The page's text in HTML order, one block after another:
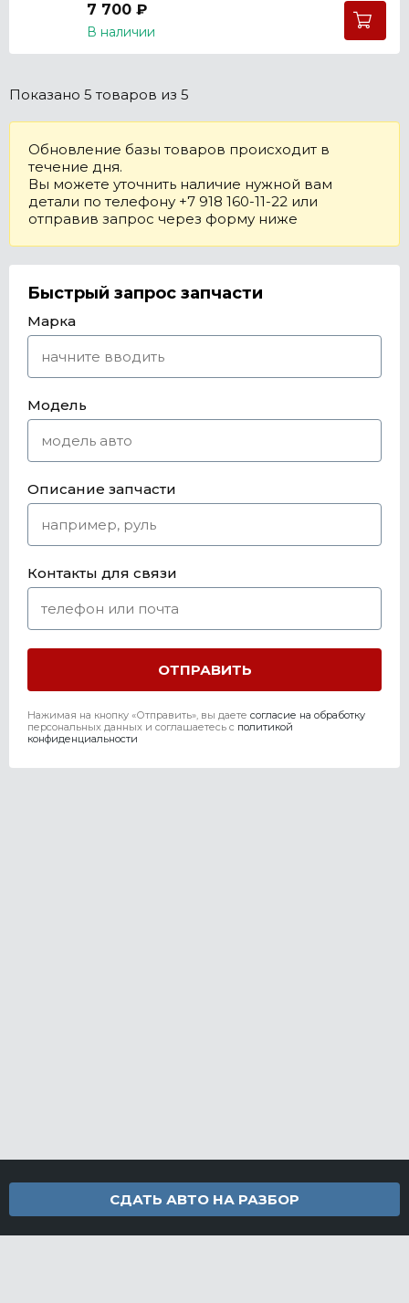
7 700 ₽
В наличии
Показано 5 товаров из 5
Обновление базы товаров происходит в
течение дня.
Вы можете уточнить наличие нужной вам
детали по телефону +7 918 160-11-22 или
отправив запрос через форму ниже
Быстрый запрос запчасти
Марка
Модель
Описание запчасти
Контакты для связи
Нажимая на кнопку «Отправить», вы даете согласие на обработку
персональных данных и соглашаетесь c политикой
конфиденциальности
СДАТЬ АВТО НА РАЗБОР